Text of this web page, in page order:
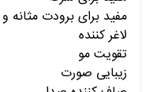
مفید برای برودت مثانه
لاغر کننده
تقویت مو
زیبایی صورت